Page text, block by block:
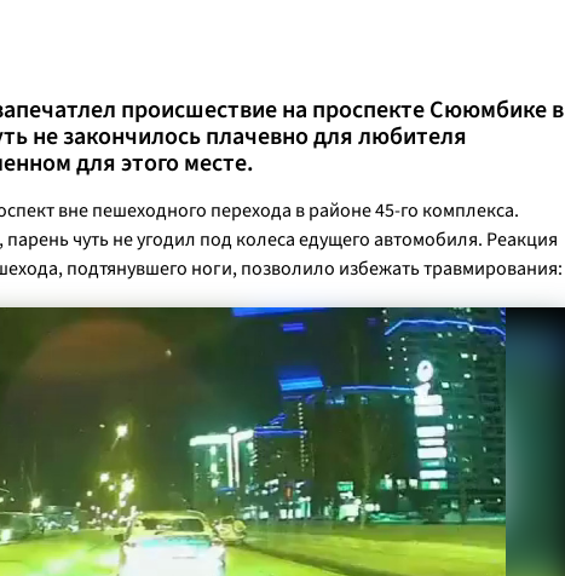
происшествие на проспекте Сююмбике в
не закончилось плачевно для любителя
для этого месте.
вне пешеходного перехода в районе 45-го комплекса.
чуть не угодил под колеса едущего автомобиля. Реакция
подтянувшего ноги, позволило избежать травмирования: